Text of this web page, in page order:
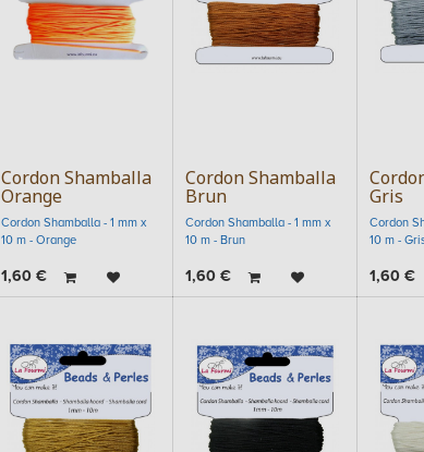
Cordon Shamballa
Orange
Cordon Shamballa - 1 mm x
10 m - Orange
1,60€
Cordon Shamballa
Brun
Cordon Shamballa - 1 mm x
10 m - Brun
1,60€
Gris
Cordon
10 m -
1,60€